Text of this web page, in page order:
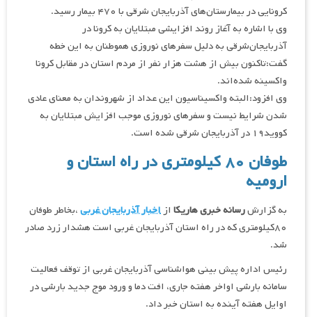
کرونایی در بیمارستان‌های آذربایجان شرقی با ۴۷۰ بیمار رسید.
وی با اشاره به آغاز روند افزایشی مبتلایان به کرونا در
آذربایجان‌شرقی به دلیل سفر‌های نوروزی هموطنان به این خطه
گفت:تاکنون بیش از هشت هزار نفر از مردم استان در مقابل کرونا
واکسینه شده‌اند.
وی افزود:البته واکسیناسیون این عداد از شهروندان به معنای عادی
شدن شرایط نیست و سفر‌های نوروزی موجب افزایش مبتلایان به
کووید۱۹ در آذربایجان شرقی شده است.
طوفان ٨٠ كيلومترى در راه استان و
اروميه
به گزارشرسانه خبری هاریکا ازاخبار آذربایجان غربی،بخاطر طوفان
۸۰کیلومتری که در راه استان آذربایجان غربی است هشدار زرد صادر
شد.
رئیس اداره پیش بینی هواشناسی آذربایجان غربی از توقف فعالیت
سامانه بارشی اواخر هفته جاری، افت دما و ورود موج جدید بارشی در
اوایل هفته آینده به استان خبر داد.